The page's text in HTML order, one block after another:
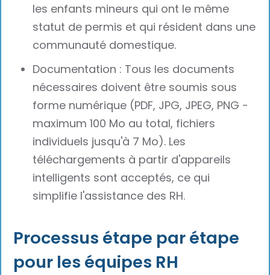
les enfants mineurs qui ont le même
statut de permis et qui résident dans une
communauté domestique.
Documentation : Tous les documents
nécessaires doivent être soumis sous
forme numérique (PDF, JPG, JPEG, PNG -
maximum 100 Mo au total, fichiers
individuels jusqu'à 7 Mo). Les
téléchargements à partir d'appareils
intelligents sont acceptés, ce qui
simplifie l'assistance des RH.
Processus étape par étape
pour les équipes RH